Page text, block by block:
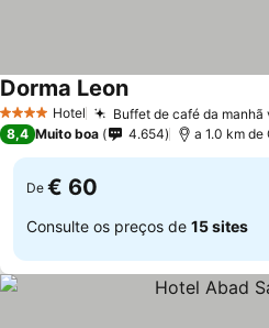
4 EstrelasHotel Buffet de café da
Dorma Leon
8,4 Muito boa 4.654 a 1.0 km de
De € 60
Consulte os preços de 15 sites